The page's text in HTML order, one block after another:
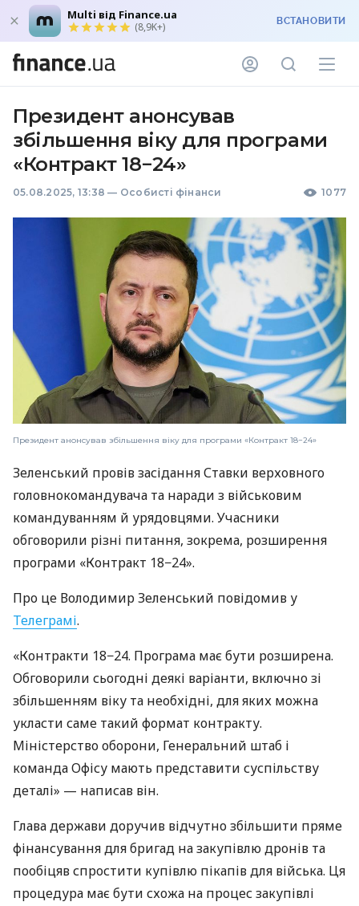
Multi від Finance.ua
(8,9K+) ВСТАНОВИТИ
Президент анонсував
збільшення віку для програми
«Контракт 18−24»
05.08.2025, 13:38 — Особисті фінанси 1077
Президент анонсував збільшення віку для програми «Контракт 18−24»
Зеленський провів засідання Ставки верховного
головнокомандувача та наради з військовим
командуванням й урядовцями. Учасники
обговорили різні питання, зокрема, розширення
програми «Контракт 18−24».
Про це Володимир Зеленський повідомив у
Телеграмі.
«Контракти 18−24. Програма має бути розширена.
Обговорили сьогодні деякі варіанти, включно зі
збільшенням віку та необхідні, для яких можна
укласти саме такий формат контракту.
Міністерство оборони, Генеральний штаб і
команда Офісу мають представити суспільству
деталі» — написав він.
Глава держави доручив відчутно збільшити пряме
фінансування для бригад на закупівлю дронів та
пообіцяв спростити купівлю пікапів для війська. Ця
процедура має бути схожа на процес закупівлі